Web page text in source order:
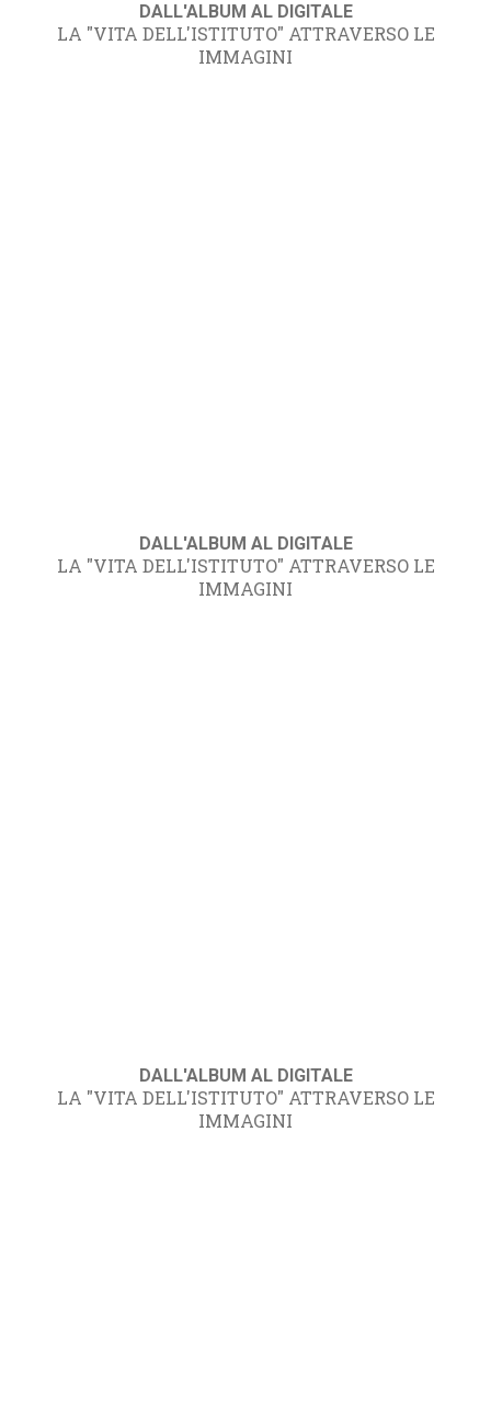
DALL'ALBUM AL DIGITALE
LA "VITA DELL'ISTITUTO" ATTRAVERSO LE
IMMAGINI
DALL'ALBUM AL DIGITALE
LA "VITA DELL'ISTITUTO" ATTRAVERSO LE
IMMAGINI
DALL'ALBUM AL DIGITALE
LA "VITA DELL'ISTITUTO" ATTRAVERSO LE
IMMAGINI